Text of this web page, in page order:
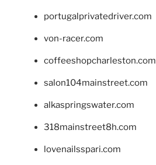
portugalprivatedriver.com
von-racer.com
coffeeshopcharleston.com
salon104mainstreet.com
alkaspringswater.com
318mainstreet8h.com
lovenailsspari.com